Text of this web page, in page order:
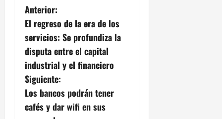
N
a
v
e
g
Anterior:
El regreso de la era de los
servicios: Se profundiza la
disputa entre el capital
industrial y el financiero
Siguiente:
Los bancos podrán tener
cafés y dar wifi en sus